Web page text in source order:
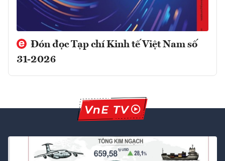
Đón đọc Tạp chí Kinh tế Việt Nam số
31-2026